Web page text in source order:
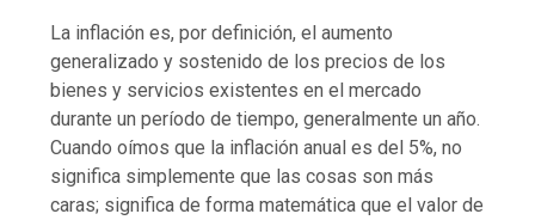
La inflación es, por definición, el aumento
generalizado y sostenido de los precios de los
bienes y servicios existentes en el mercado
durante un período de tiempo, generalmente un año.
Cuando oímos que la inflación anual es del 5%, no
significa simplemente que las cosas son más
caras; significa de forma matemática que el valor de